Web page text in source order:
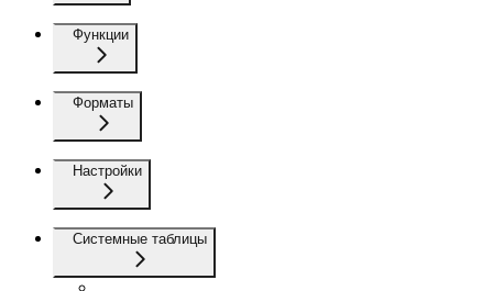
Функции
Форматы
Настройки
Системные таблицы